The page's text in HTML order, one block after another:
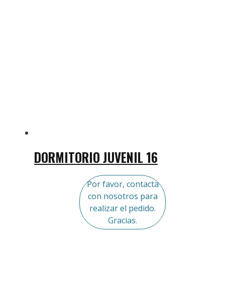
DORMITORIO JUVENIL 16
Por favor, contacta
con nosotros para
realizar el pedido.
Gracias.